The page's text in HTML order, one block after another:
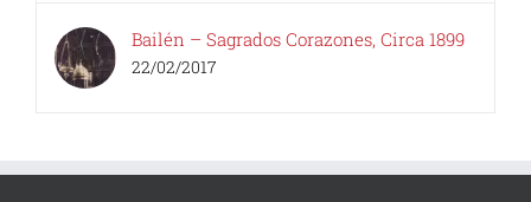
Bailén – Sagrados Corazones, Circa 1899
22/02/2017